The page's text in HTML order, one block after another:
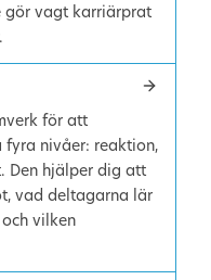
gör vagt karriärprat
för att
nivåer: reaktion,
Den hjälper dig att
vad deltagarna lär
vilken